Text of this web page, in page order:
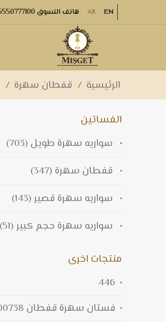
AR EN هاتف التسوق 00905550777100
الرئيسية / قفطان سهرة /
الفساتين
سواريه سهرة طويل (703)
قفطان سهرة (347)
سواريه سهرة قصير (143)
سواريه سهرة حجم كبير (51)
منتجات اخرى
446
فستان سهرة قفطان M00738